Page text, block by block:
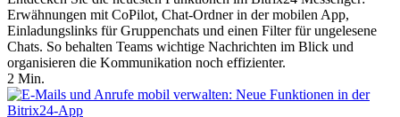
Erwähnungen mit CoPilot, Chat-Ordner in der mobilen App,
Einladungslinks für Gruppenchats und einen Filter für ungelesene
Chats. So behalten Teams wichtige Nachrichten im Blick und
organisieren die Kommunikation noch effizienter.
2 Min.